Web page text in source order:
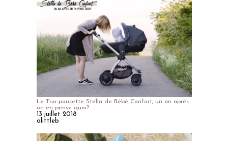
Le Trio-pousette Stella de Bébé Confort, un an après
on en pense quoi?
13 juillet 2018
alittleb